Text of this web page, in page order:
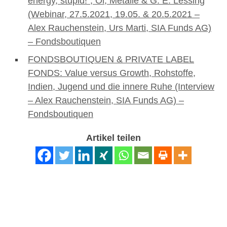
(Webinar, 27.5.2021, 19.05. & 20.5.2021 –
Alex Rauchenstein, Urs Marti, SIA Funds AG)
– Fondsboutiquen
FONDSBOUTIQUEN & PRIVATE LABEL
FONDS: Value versus Growth, Rohstoffe,
Indien, Jugend und die innere Ruhe (Interview
– Alex Rauchenstein, SIA Funds AG) –
Fondsboutiquen
Artikel teilen